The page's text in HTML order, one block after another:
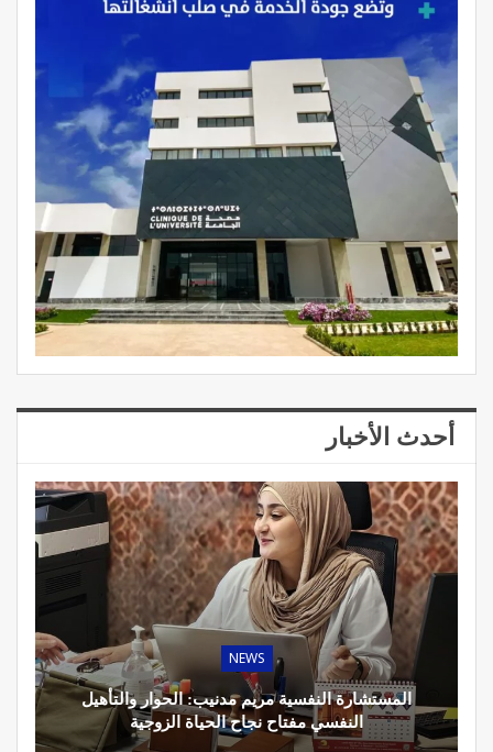
أحدث الأخبار
NEWS
المستشارة النفسية مريم مدنيب: الحوار والتأهيل
النفسي مفتاح نجاح الحياة الزوجية